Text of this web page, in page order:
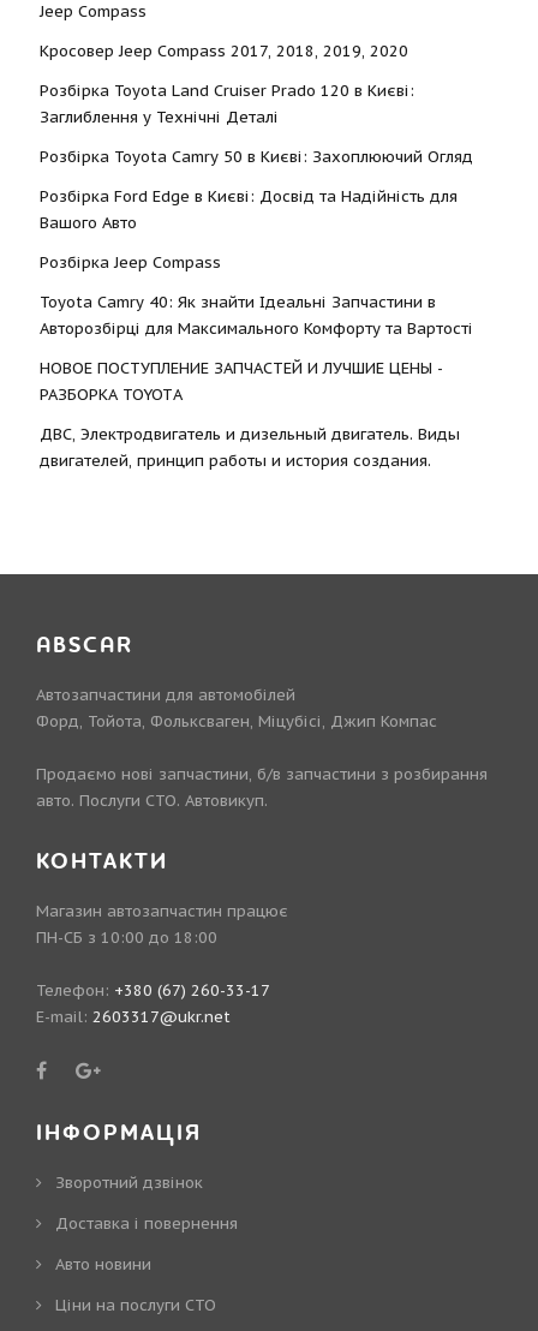
Jeep Compass
Кросовер Jeep Compass 2017, 2018, 2019, 2020
Розбірка Toyota Land Cruiser Prado 120 в Києві:
Заглиблення у Технічні Деталі
Розбірка Toyota Camry 50 в Києві: Захоплюючий Огляд
Розбірка Ford Edge в Києві: Досвід та Надійність для
Вашого Авто
Розбірка Jeep Compass
Toyota Camry 40: Як знайти Ідеальні Запчастини в
Авторозбірці для Максимального Комфорту та Вартості
НОВОЕ ПОСТУПЛЕНИЕ ЗАПЧАСТЕЙ И ЛУЧШИЕ ЦЕНЫ -
РАЗБОРКА TOYOTА
ДВС, Электродвигатель и дизельный двигатель. Виды
двигателей, принцип работы и история создания.
ABSCAR
Автозапчастини для автомобілей
Форд, Тойота, Фольксваген, Міцубісі, Джип Компас
Продаємо нові запчастини, б/в запчастини з розбирання
авто. Послуги СТО. Автовикуп.
КОНТАКТИ
Магазин автозапчастин працює
ПН-СБ з 10:00 до 18:00
Телефон: +380 (67) 260-33-17
E-mail: 2603317@ukr.net
ІНФОРМАЦІЯ
Зворотний дзвінок
Доставка і повернення
Авто новини
Ціни на послуги СТО